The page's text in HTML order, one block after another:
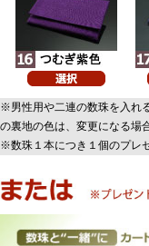
※男性用や二連の数珠を入れ
の裏地の色は、変更になる場
※数珠１本につき１個のプレ